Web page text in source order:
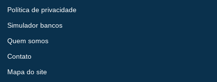
Política de privacidade
Simulador bancos
Quem somos
Contato
Mapa do site